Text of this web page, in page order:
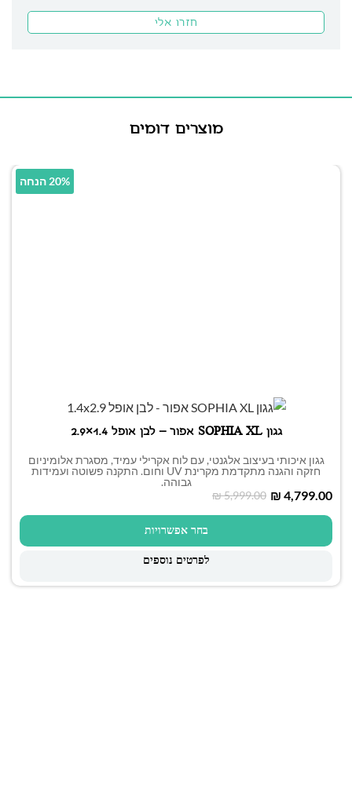
מוצרים דומים
20% הנחה
גגון SOPHIA XL אפור – לבן אופל 1.4×2.9
גגון איכותי בעיצוב אלגנטי, עם לוח אקרילי עמיד, מסגרת אלומיניום
חזקה והגנה מתקדמת מקרינת UV וחום. התקנה פשוטה ועמידות
גבוהה.
₪5,999.00 ₪ 4,799.00
בחר אפשרויות
לפרטים נוספים